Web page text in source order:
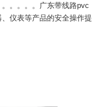
。。。。广东带线路pvc
仪表等产品的安全操作提